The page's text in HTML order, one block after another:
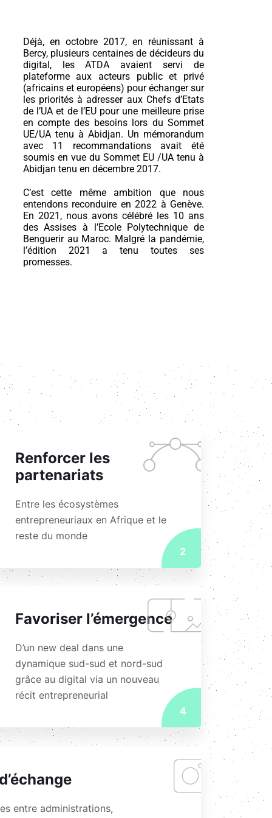
Déjà, en octobre 2017, en réunissant à
Bercy, plusieurs centaines de décideurs du
digital, les ATDA avaient servi de
plateforme aux acteurs public et privé
(africains et européens) pour échanger sur
les priorités à adresser aux Chefs d’Etats
de l’UA et de l’EU pour une meilleure prise
en compte des besoins lors du Sommet
UE/UA tenu à Abidjan. Un mémorandum
avec 11 recommandations avait été
soumis en vue du Sommet EU /UA tenu à
Abidjan tenu en décembre 2017.
C’est cette même ambition que nous
entendons reconduire en 2022 à Genève.
En 2021, nous avons célébré les 10 ans
des Assises à l’Ecole Polytechnique de
Benguerir au Maroc. Malgré la pandémie,
l’édition 2021 a tenu toutes ses
promesses.
Renforcer les
partenariats
Entre les écosystèmes
entrepreneuriaux en Afrique et le
reste du monde
2
Favoriser l’émergence
D’un new deal dans une
dynamique sud-sud et nord-sud
grâce au digital via un nouveau
récit entrepreneurial
4
entre administrations,